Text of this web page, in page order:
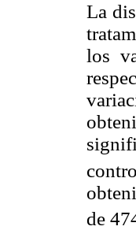
La
los
de